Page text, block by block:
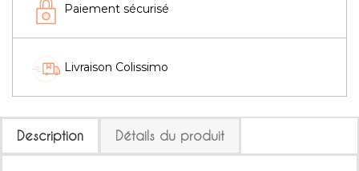
Paiement sécurisé
Livraison Colissimo
Description Détails du produit